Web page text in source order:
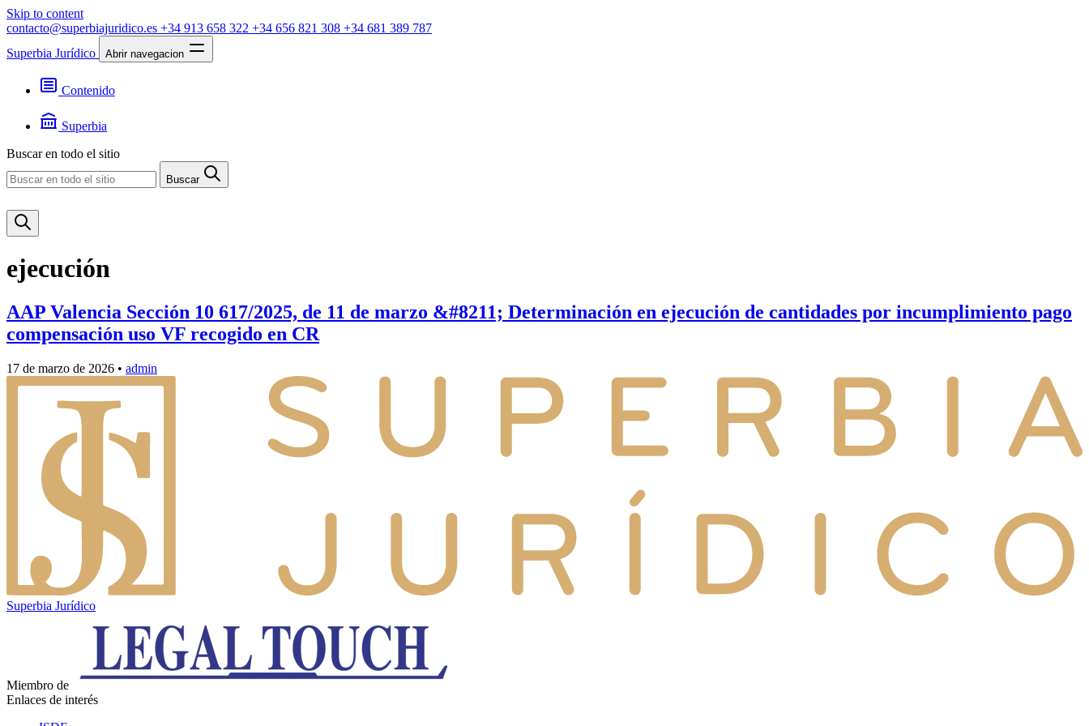
Skip to content
contacto@superbiajuridico.es +34 913 658 322 +34 656 821 308 +34 681 389 787
Superbia Jurídico
Abrir navegacion
Contenido
Jurisprudencia
Noticias
Superbia
Contacto
Buscar en todo el sitio
Buscar
ejecución
AAP Valencia Sección 10 617/2025, de 11 de marzo &#8211; Determinación en ejecución de cantidades por incumplimiento pago
compensación uso VF recogido en CR
17 de marzo de 2026 • admin
Superbia Jurídico
Miembro de
Enlaces de interés